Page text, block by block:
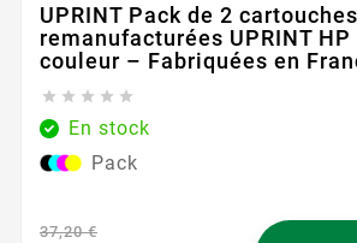
UPRINT Pack de 2
remanufacturées UPRINT
couleur – Fabriquées en
    
En stock
Pack
37,20 €